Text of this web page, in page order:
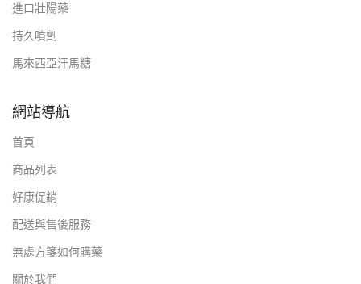
進口壯陽藥
持久噴劑
馬來西亞汗馬糖
網站導航
首頁
商品列表
好康促銷
配送與售後服務
無處方箋如何購藥
關於我們